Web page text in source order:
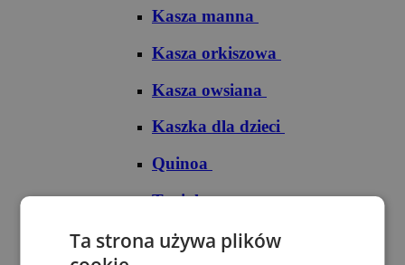
Kasza manna
Kasza orkiszowa
Kasza owsiana
Kaszka dla dzieci
Quinoa
Tapioka
Ryże
Ta strona używa plików